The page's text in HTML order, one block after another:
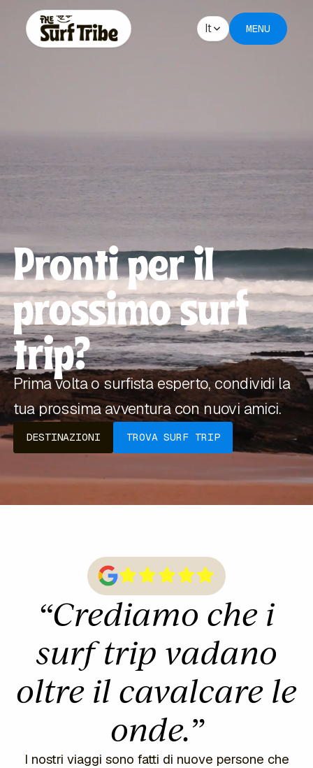
It MENU
Pronti per il
prossimo surf
trip?
Prima volta o surfista esperto, condividi la
tua prossima avventura con nuovi amici.
DESTINAZIONI TROVA SURF TRIP
“Crediamo che i
surf trip vadano
oltre il cavalcare le
onde.”
I nostri viaggi sono fatti di nuove persone che